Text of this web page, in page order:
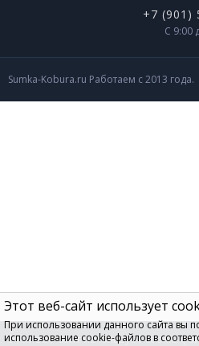
Этот веб-сайт использует
При использовании данного сайта вы
использование cookie-файлов в
+7 (901)
С 9:00
Sumka-Kobura.ru Работаем с 2013 года.
Этот веб-сайт использует cookie-